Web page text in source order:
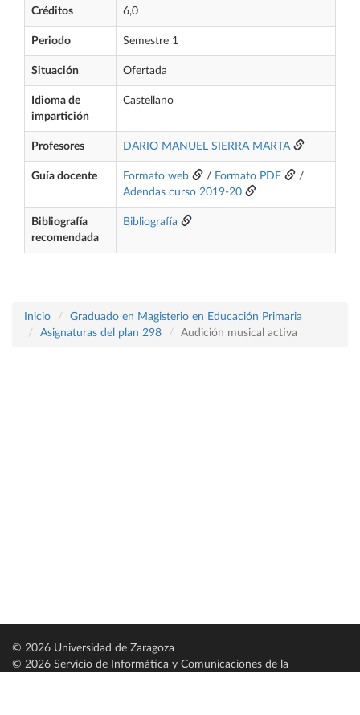
Créditos 6,0
Periodo Semestre 1
Situación Ofertada
Idioma de
impartición
Castellano
Profesores DARIO MANUEL SIERRA MARTA
Guía docente Formato web / Formato PDF
/
Adendas curso 2019-20
Bibliografía
recomendada
Bibliografía
Inicio
Graduado en Magisterio en Educación Primaria
Asignaturas del plan 298
Audición musical activa
© 2026 Universidad de Zaragoza
© 2026 Servicio de Informática y Comunicaciones de la